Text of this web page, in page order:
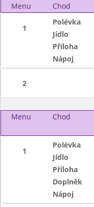
Menu Chod
1
Polévka
Jídlo
Příloha
Nápoj
2
Menu Chod
1
Polévka
Jídlo
Příloha
Doplněk
Nápoj